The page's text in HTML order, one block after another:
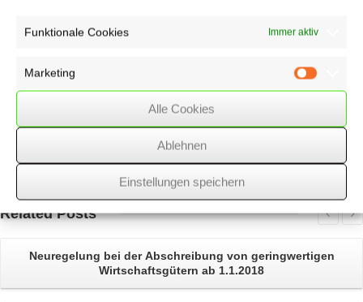
Funktionale Cookies Immer aktiv
Marketing
Alle Cookies
Ablehnen
Einstellungen speichern
anzusehen.
27/09/2017
RelatedPosts
Neuregelung bei derAbschreibung von geringwertigen
Wirtschaftsgütern ab 1.1.2018